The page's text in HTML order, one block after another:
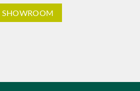
SHOWROOM